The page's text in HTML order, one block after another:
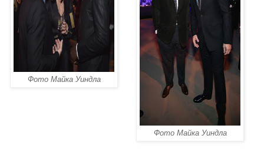
Фото Майка Уиндла
Фото Майка Уиндла